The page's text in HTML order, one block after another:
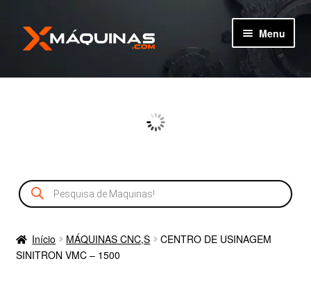
Pular
para
Pular
para
conteúdo
Menu
TIPOS DE MÁQUINAS
CADASTRO
Pesquisar
produtos
Início MÁQUINAS CNC,S
CENTRO DE USINAGEM
SINITRON VMC – 1500